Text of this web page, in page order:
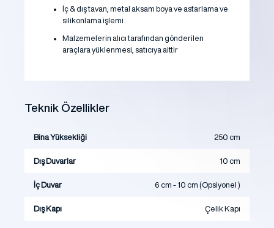
İç & dış tavan, metal aksam boya ve astarlama ve
silikonlama işlemi
Malzemelerin alıcı tarafından gönderilen
araçlara yüklenmesi, satıcıya aittir
Teknik Özellikler
Bina Yüksekliği 250 cm
Dış Duvarlar 10 cm
İç Duvar 6 cm - 10 cm (Opsiyonel )
Dış Kapı Çelik Kapı